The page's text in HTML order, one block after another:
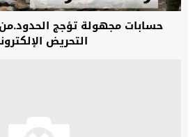
حسابات مجهولة تؤجج
التحريض